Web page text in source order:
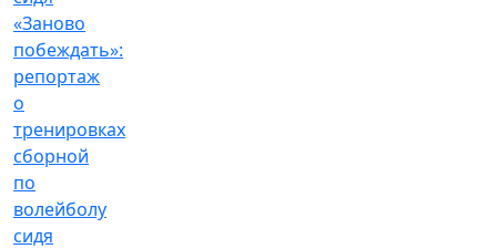
«Заново
побеждать»:
репортаж
о
тренировках
сборной
по
волейболу
сидя